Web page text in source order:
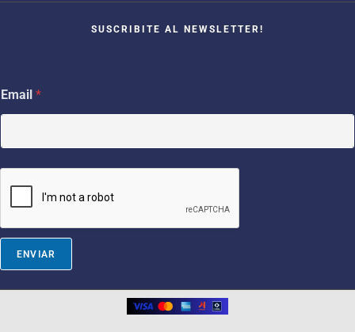
SUSCRIBITE AL NEWSLETTER!
E
m
i
*
Email *
ENVIAR